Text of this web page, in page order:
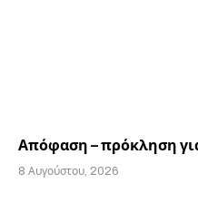
Απόφαση – πρόκληση
8 Αυγούστου, 2026